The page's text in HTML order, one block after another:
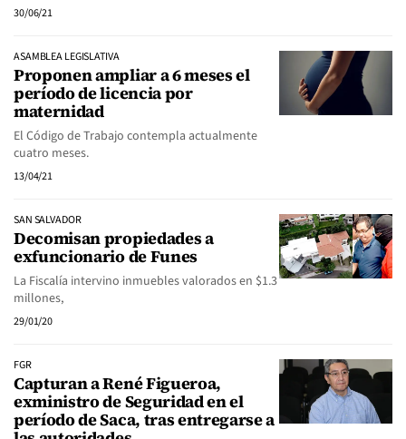
30/06/21
ASAMBLEA LEGISLATIVA
Proponen ampliar a 6 meses el
período de licencia por
maternidad
El Código de Trabajo contempla actualmente
cuatro meses.
13/04/21
SAN SALVADOR
Decomisan propiedades a
exfuncionario de Funes
La Fiscalía intervino inmuebles valorados en $1.3
millones,
29/01/20
FGR
Capturan a René Figueroa,
exministro de Seguridad en el
período de Saca, tras entregarse a